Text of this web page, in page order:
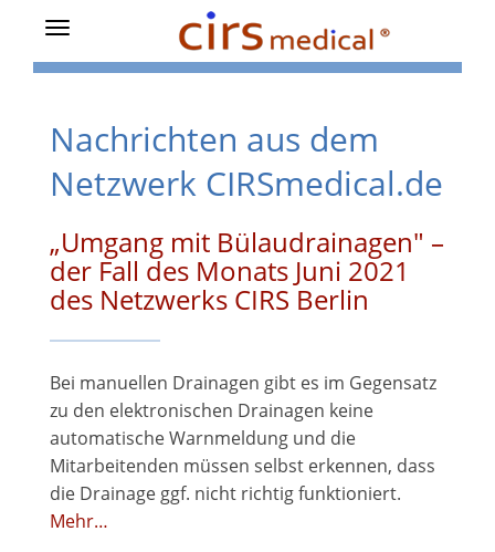
Toggle
navigation
Nachrichten aus dem
Netzwerk CIRSmedical.de
„Umgang mit Bülaudrainagen" –
der Fall des Monats Juni 2021
des Netzwerks CIRS Berlin
Bei manuellen Drainagen gibt es im Gegensatz
zu den elektronischen Drainagen keine
automatische Warnmeldung und die
Mitarbeitenden müssen selbst erkennen, dass
die Drainage ggf. nicht richtig funktioniert.
Mehr…